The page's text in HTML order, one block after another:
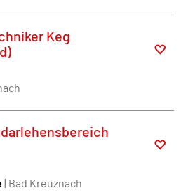
Keg
| Bad Kreuznach